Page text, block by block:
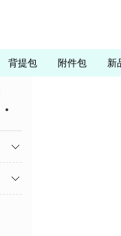
背提包 附件包 新